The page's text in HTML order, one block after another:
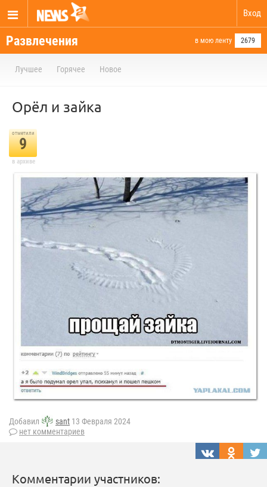
Вход
Развлечения в мою ленту 2679
Лучшее Горячее Новое
Орёл и зайка
отметили
9
в архиве
Добавил sant 13 Февраля 2024
нет комментариев
Комментарии участников: